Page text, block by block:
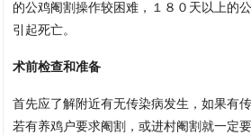
的公鸡阉割操作较困难，１８０天以上的
引起死亡。
术前检查和准备
首先应了解附近有无传染病发生，如果有
若有养鸡户要求阉割，或进村阉割就一定